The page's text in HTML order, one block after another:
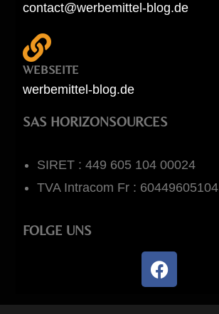
contact@werbemittel-blog.de
WEBSEITE
werbemittel-blog.de
SAS HORIZONSOURCES
SIRET : 449 605 104 00024
TVA Intracom Fr : 60449605104
FOLGE UNS